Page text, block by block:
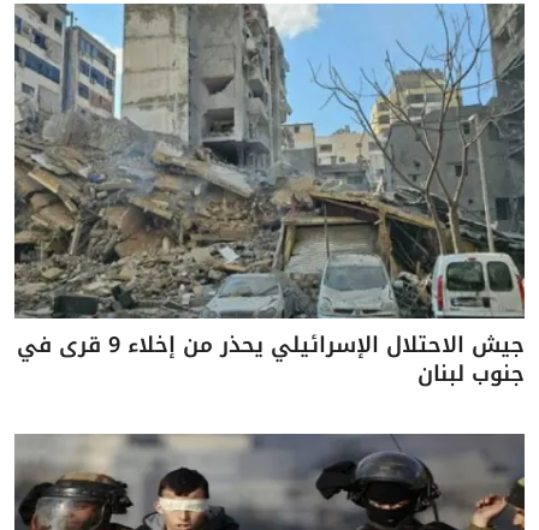
جيش الاحتلال الإسرائيلي يحذر من إخلاء 9 قرى في
جنوب لبنان